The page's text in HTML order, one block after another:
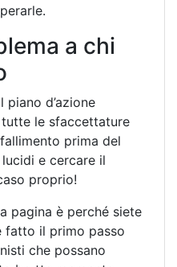
a chi
piano d’azione
le sfaccettature
prima del
e cercare il
proprio!
pagina è perché siete
fatto il primo passo
che possano